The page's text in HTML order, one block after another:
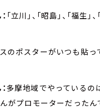
「立川」、「昭島」、「福生」、
のポスターがいつも貼っ
多摩地域でやっているの
がプロモーターだったん